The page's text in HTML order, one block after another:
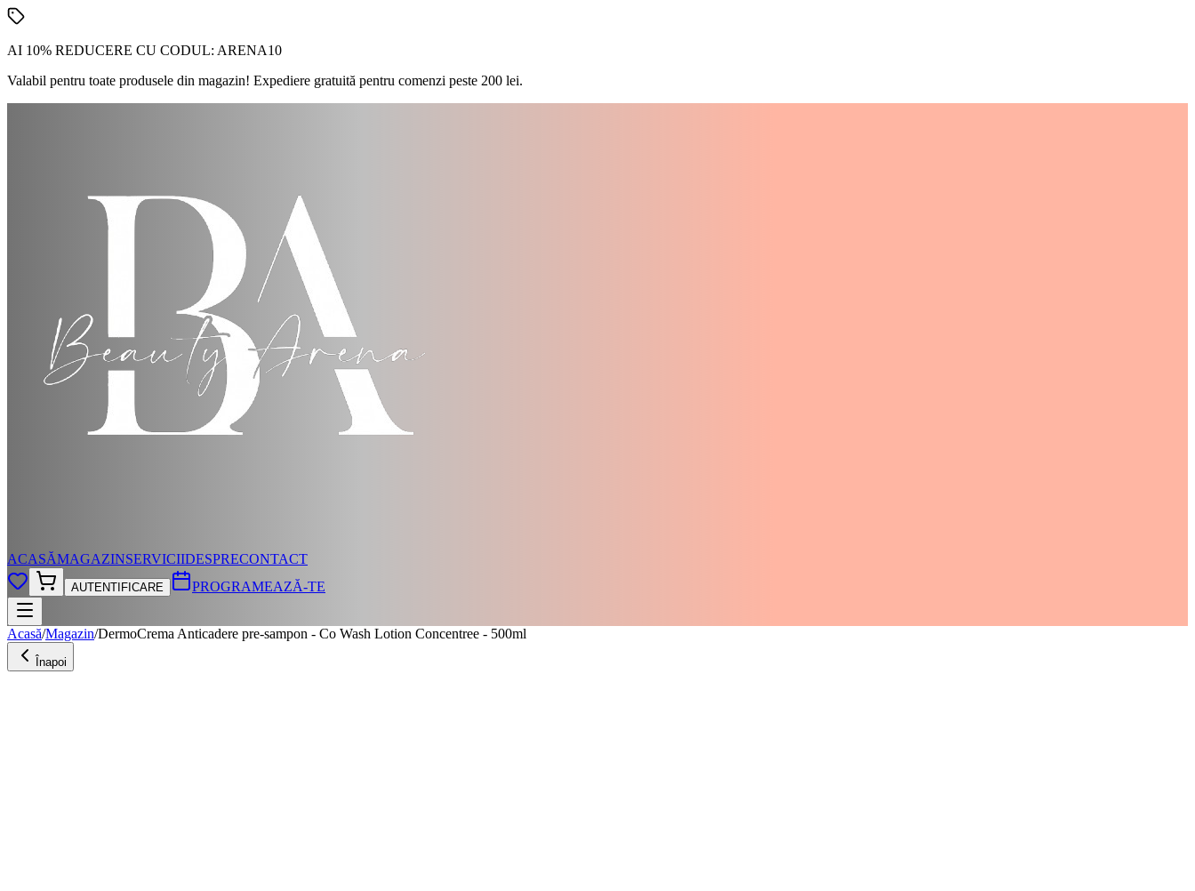
AI 10% REDUCERE CU CODUL: ARENA10
Valabil pentru toate produsele din magazin! Expediere gratuită pentru comenzi peste 200 lei.
ACASĂMAGAZINSERVICIIDESPRECONTACT
AUTENTIFICARE PROGRAMEAZĂ-TE
Acasă/Magazin/DermoCrema Anticadere pre-sampon - Co Wash Lotion Concentree - 500ml
Înapoi